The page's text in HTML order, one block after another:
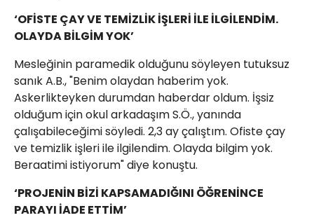
‘OFİSTE ÇAY VE TEMİZLİK İŞLERİ İLE İLGİLENDİM.
OLAYDA BİLGİM YOK’
Mesleğinin paramedik olduğunu söyleyen tutuksuz
sanık A.B., "Benim olaydan haberim yok.
Askerlikteyken durumdan haberdar oldum. İşsiz
olduğum için okul arkadaşım S.Ö., yanında
çalışabileceğimi söyledi. 2,3 ay çalıştım. Ofiste çay
ve temizlik işleri ile ilgilendim. Olayda bilgim yok.
Beraatimi istiyorum" diye konuştu.
‘PROJENİN BİZİ KAPSAMADIĞINI ÖĞRENİNCE
PARAYI İADE ETTİM’